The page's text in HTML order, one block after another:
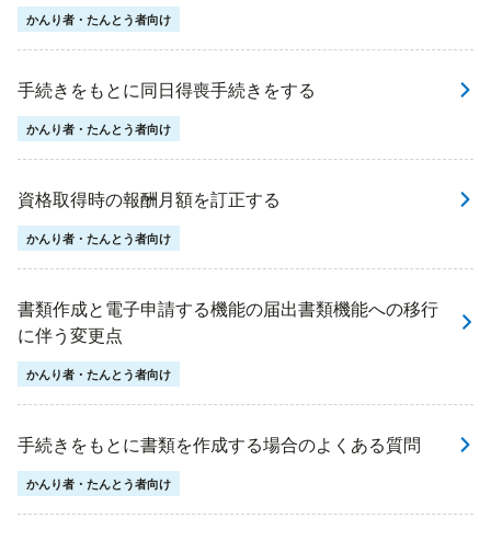
かんり者・たんとう者向け
手続きをもとに同日得喪手続きをする
かんり者・たんとう者向け
資格取得時の報酬月額を訂正する
かんり者・たんとう者向け
書類作成と電子申請する機能の届出書類機能への移行
に伴う変更点
かんり者・たんとう者向け
手続きをもとに書類を作成する場合のよくある質問
かんり者・たんとう者向け